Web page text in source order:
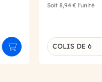
Ajouter au panier
Soit 8,94 € l'unité
Choisissez
COLIS DE 6